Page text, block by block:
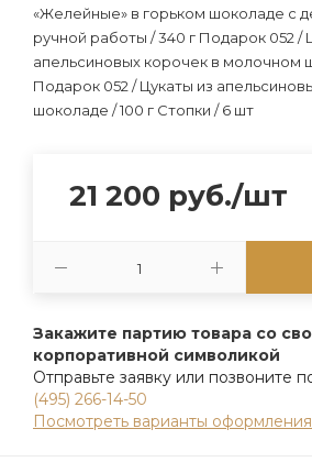
«Желейные» в горьком шоколаде с
ручной работы / 340 г Подарок 052 /
апельсиновых корочек в молочном
Подарок 052 / Цукаты из
шоколаде / 100 г Стопки / 6 шт
21 200 руб./шт
Закажите партию товара со
корпоративной символикой
Отправьте заявку или позвоните
(495) 266-14-50
Посмотреть варианты